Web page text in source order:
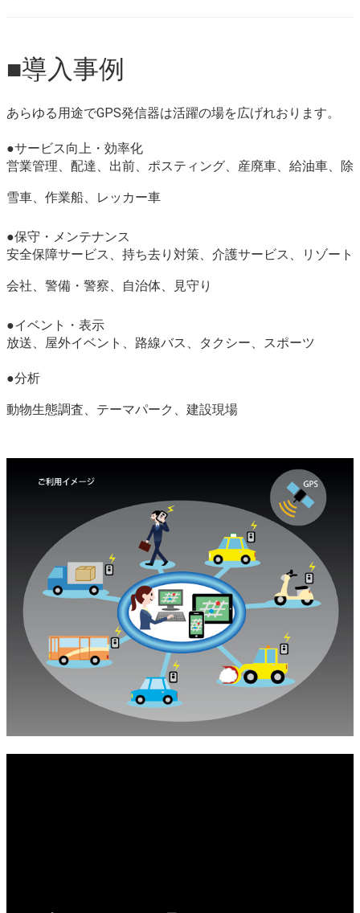
■導入事例
あらゆる用途でGPS発信器は活躍の場を広げれおります。
●サービス向上・効率化
営業管理、配達、出前、ポスティング、産廃車、給油車、除
雪車、作業船、レッカー車
●保守・メンテナンス
安全保障サービス、持ち去り対策、介護サービス、リゾート
会社、警備・警察、自治体、見守り
●イベント・表示
放送、屋外イベント、路線バス、タクシー、スポーツ
●分析
動物生態調査、テーマパーク、建設現場